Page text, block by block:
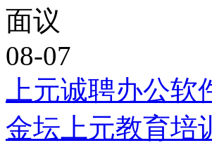
面议
08-07
上元诚聘办公
金坛上元教育培